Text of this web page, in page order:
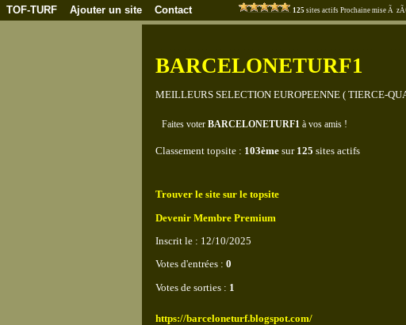
TOF-TURF Ajouter un site Contact 125 sites actifs Prochaine mise Ã
BARCELONETURF1
MEILLEURS SELECTION EUROPEENNE ( TIERCE-
Faites voter BARCELONETURF1 à vos amis !
Classement topsite : 103èmesur 125 sites actifs
Trouver le site sur le topsite
Devenir Membre Premium
Inscrit le : 12/10/2025
Votes d'entrées : 0
Votes de sorties : 1
https://barceloneturf.blogspot.com/